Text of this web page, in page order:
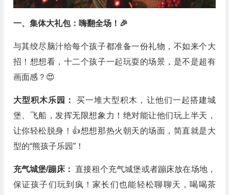
一、集体大礼包：嗨翻全场！🎉
与其绞尽脑汁给每个孩子都准备一份礼物，不如来个大
招！想想看，十二个孩子一起玩耍的场景，是不是超有
画面感？😍
大型积木乐园：买一堆大型积木，让他们一起搭建城
堡、飞船，发挥无限想象力！绝对能让他们玩上半天，
让你轻松脱身！👍想想那热火朝天的场面，简直就是大
型的“熊孩子乐园”！
充气城堡/蹦床：直接租个充气城堡或者蹦床放在场地，
保证孩子们玩到疯！家长们也能轻松聊聊天，喝喝茶